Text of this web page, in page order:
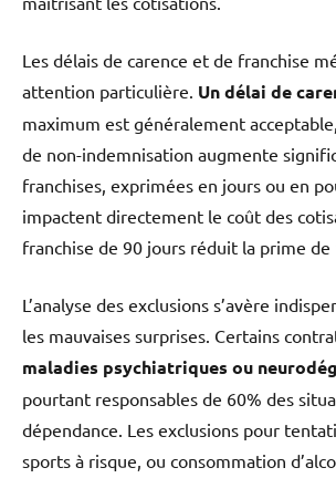
Les délais de carence et de franchise
attention particulière. Un délai de
maximum est généralement
de non-indemnisation augmente
franchises, exprimées en jours ou en
impactent directement le coût des
franchise de 90 jours réduit la prime de
L’analyse des exclusions s’avère
les mauvaises surprises. Certains
maladies psychiatriques ou
pourtant responsables de 60% des
dépendance. Les exclusions pour
sports à risque, ou consommation